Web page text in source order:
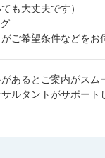
も大丈夫です）
ご希望条件などをお
あるとご案内がスム
ルタントがサポート